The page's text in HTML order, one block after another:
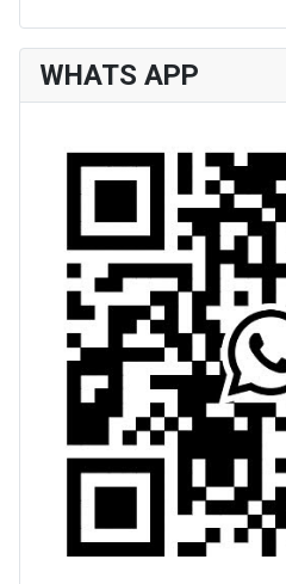
WHATS APP